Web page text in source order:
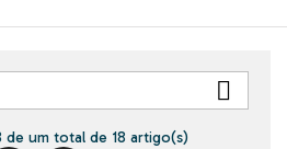

de um total de 18 artigo(s)